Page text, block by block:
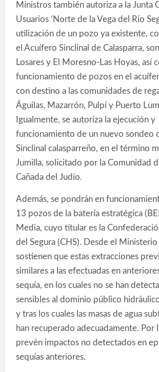
Ministros también autoriza a la Junta
Usuarios ‘Norte de la Vega del Río
utilización de un pozo ya existente,
el Acuífero Sinclinal de Calasparra,
Losares y El Moresno-Las Hoyas, así
funcionamiento de pozos en el
con destino a las comunidades de
Águilas, Mazarrón, Pulpí y Puerto
Igualmente, se autoriza la ejecución y
funcionamiento de un nuevo sondeo
Sinclinal calasparreño, en el término
Jumilla, solicitado por la Comunidad
Cañada del Judío.
Además, se pondrán en
13 pozos de la batería estratégica
Media, cuyo titular es la
del Segura (CHS). Desde el
sostienen que estas extracciones
similares a las efectuadas en
sequía, en los cuales no se han
sensibles al dominio público
y tras los cuales las masas de agua
han recuperado adecuadamente. Por
prevén impactos no detectados en
sequías anteriores.